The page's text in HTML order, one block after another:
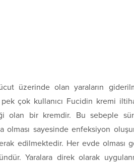
üzerinde olan yaraların
çok kullanıcı Fucidin kremi
olan bir kremdir. Bu sebeple
olması sayesinde enfeksiyon
edilmektedir. Her evde olması
Yaralara direk olarak